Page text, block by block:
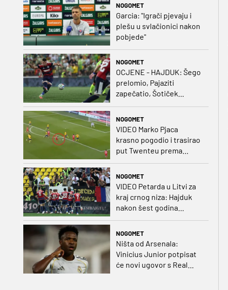
NOGOMET
Garcia: "Igrači pjevaju i
plešu u svlačionici nakon
pobjede"
NOGOMET
OCJENE - HAJDUK: Šego
prelomio, Pajaziti
zapečatio, Šotiček
NOGOMET
VIDEO Marko Pjaca
krasno pogodio i trasirao
put Twenteu prema
važnoj pobjedi
NOGOMET
VIDEO Petarda u Litvi za
kraj crnog niza: Hajduk
nakon šest godina
NOGOMET
Ništa od Arsenala:
Vinicius Junior potpisat
će novi ugovor s Real